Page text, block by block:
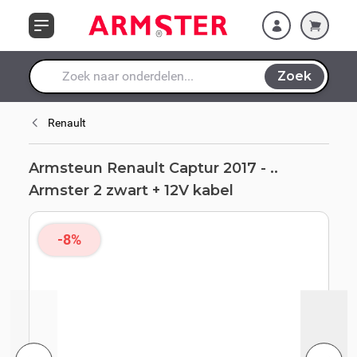
Waar ben je naar op zoek?
Zoek
Renault
Armsteun Renault Captur 2017 - ..
Armster 2 zwart + 12V kabel
-8%